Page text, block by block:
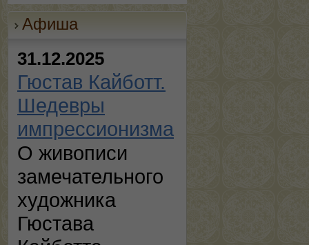
Афиша
31.12.2025
Гюстав Кайботт.
Шедевры
импрессионизма
О живописи
замечательного
художника
Гюстава